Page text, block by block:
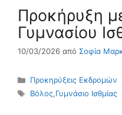
Προκήρυξη
Γυμνασίου
10/03/2026 από Σοφία
Κατηγορίες
Προκηρύξεις Εκδρομών
Ετικέτες
Βόλος,Γυμνάσιο Ισθμίας